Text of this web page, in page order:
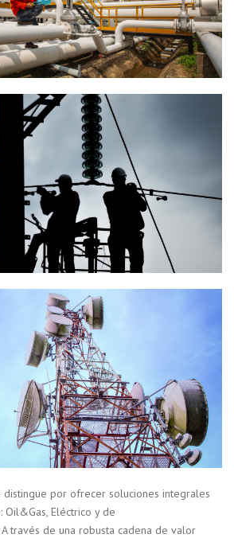
distingue por ofrecer soluciones integrales
Oil&Gas, Eléctrico y de
A través de una robusta cadena de valor